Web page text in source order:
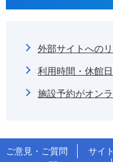
外部サイトへの
利用時間・休館日
施設予約がオン
ご意見・ご質問 サイ